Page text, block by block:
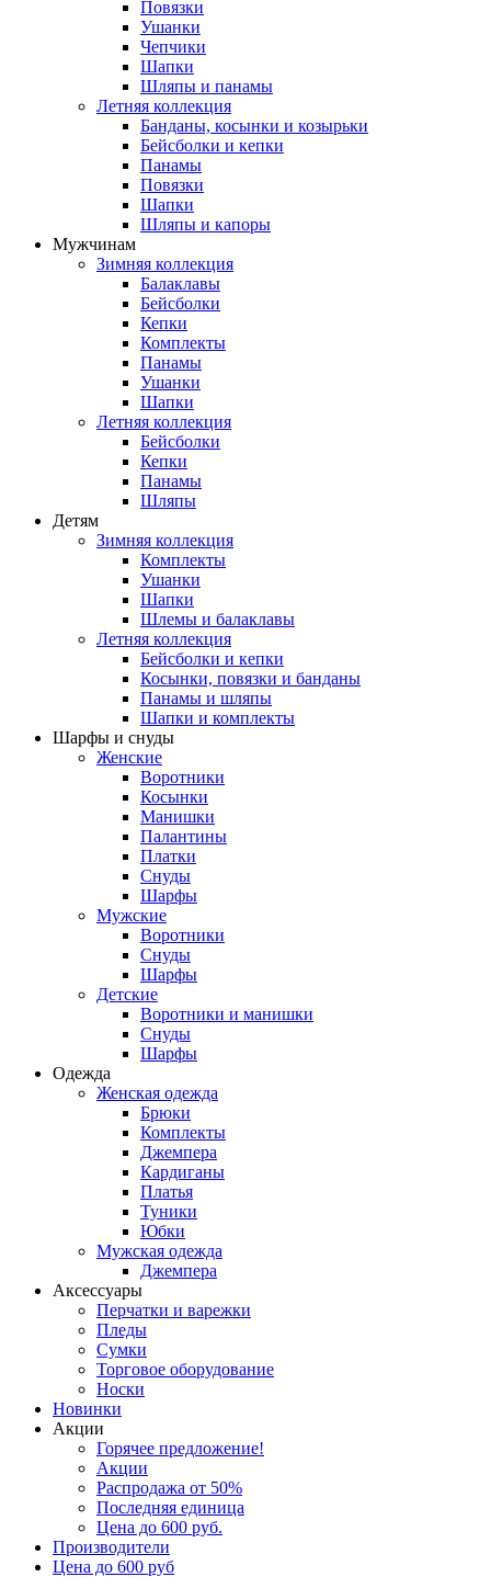
Повязки
Ушанки
Чепчики
Шапки
Шляпы и панамы
Летняя коллекция
Банданы, косынки и козырьки
Бейсболки и кепки
Панамы
Повязки
Шапки
Шляпы и капоры
Мужчинам
Зимняя коллекция
Балаклавы
Бейсболки
Кепки
Комплекты
Панамы
Ушанки
Шапки
Летняя коллекция
Бейсболки
Кепки
Панамы
Шляпы
Детям
Зимняя коллекция
Комплекты
Ушанки
Шапки
Шлемы и балаклавы
Летняя коллекция
Бейсболки и кепки
Косынки, повязки и банданы
Панамы и шляпы
Шапки и комплекты
Шарфы и снуды
Женские
Воротники
Косынки
Манишки
Палантины
Платки
Снуды
Шарфы
Мужские
Воротники
Снуды
Шарфы
Детские
Воротники и манишки
Снуды
Шарфы
Одежда
Женская одежда
Брюки
Комплекты
Джемпера
Кардиганы
Платья
Туники
Юбки
Мужская одежда
Джемпера
Аксессуары
Перчатки и варежки
Пледы
Сумки
Торговое оборудование
Носки
Новинки
Акции
Горячее предложение!
Акции
Распродажа от 50%
Последняя единица
Цена до 600 руб.
Производители
Цена до 600 руб